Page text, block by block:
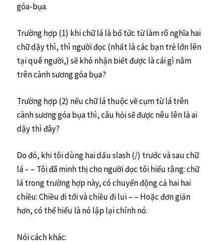
góa-bụa.
Trường hợp (1) khi chữ lá là bổ tức từ làm rõ nghĩa hai
chữ dậy thì, thì người đọc (nhất là các bạn trẻ lớn lên
tại quê người,) sẽ khó nhận biết được là cái gì nằm
trên cành sương góa bụa?
Trường hợp (2) nếu chữ lá thuộc về cụm từ lá trên
cành sương góa bụa thì, câu hỏi sẽ được nêu lên là ai
dậy thì đây?
Do đó, khi tôi dùng hai dấu slash (/) trước và sau chữ
lá – – Tôi đã minh thị cho người đọc tôi hiểu rằng: chữ
lá trong trường hợp này, có chuyển động cả hai hai
chiều: Chiều đi tới và chiều đi lui – – Hoặc đơn giản
hơn, có thể hiểu là nó lập lại chính nó.
Nói cách khác: